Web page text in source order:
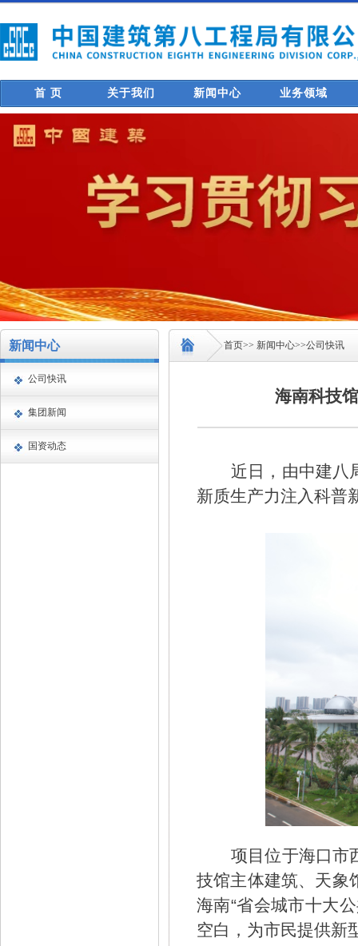
首 页 关于我们 新闻中心 业务领域
新闻中心
公司快讯
集团新闻
国资动态
首页>> 新闻中心>>公司快讯
海南科技
近日，由中建八
新质生产力注入科普
项目位于海口市
技馆主体建筑、天象
海南“省会城市十大
空白，为市民提供新